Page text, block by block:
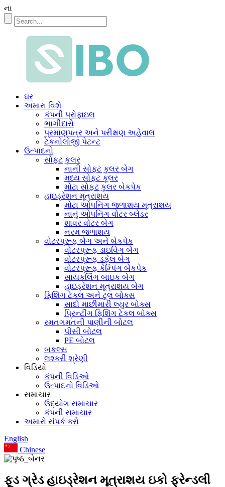
ના
ઘર
અમારા વિશે
કંપની પ્રોફાઇલ
ભાગીદારો
પ્રમાણપત્ર અને પરીક્ષણ અહેવાલ
ટેકનોલોજી પેટન્ટ
ઉત્પાદનો
સોફ્ટ કુલર
નાની સોફ્ટ કુલર બેગ
મધ્ય સોફ્ટ કૂલર
મોટા સોફ્ટ કુલર બેકપેક
હાઇડ્રેશન મૂત્રાશય
મોટા ઓપનિંગ જળાશય મૂત્રાશય
નાનું ઓપનિંગ વોટર બ્લેડર
શાવર વોટર બેગ
નરમ જળાશય
વોટરપ્રૂફ બેગ અને બેકપેક
વોટરપ્રૂફ ડાઇવિંગ બેગ
વોટરપ્રૂફ ડફેલ બેગ
વોટરપ્રૂફ કેમ્પિંગ બેકપેક
સાયકલિંગ બાઇક બેગ
હાઇડ્રેશન મૂત્રાશય બેગ
ફિશિંગ ટેકલ અને ટૂલ બોક્સ
સાદો માછીમારી લ્યુર બોક્સ
પ્રિન્ટીંગ ફિશિંગ ટેકલ બોક્સ
રમતગમતની પાણીની બોટલ
પીસી બોટલ
PE બોટલ
બકલ્સ
લશ્કરી શ્રેણી
વિડિયો
કંપની વિડિઓ
ઉત્પાદનો વિડિઓ
સમાચાર
ઉદ્યોગ સમાચાર
કંપની સમાચાર
અમારો સંપર્ક કરો
English
Chinese
ફૂડ ગ્રેડ હાઇડ્રેશન મૂત્રાશય ઇકો ફ્રેન્ડલી